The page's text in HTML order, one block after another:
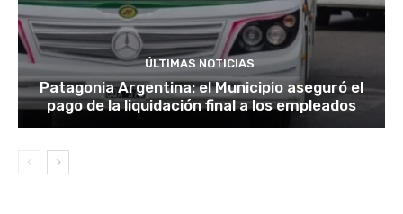
ÚLTIMAS NOTICIAS
Patagonia Argentina: el Municipio aseguró el
pago de la liquidación final a los empleados